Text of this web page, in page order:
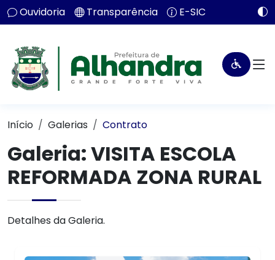
Ouvidoria Transparência E-SIC
Início Galerias Contrato
Galeria: VISITA ESCOLA
REFORMADA ZONA RURAL
Detalhes da Galeria.